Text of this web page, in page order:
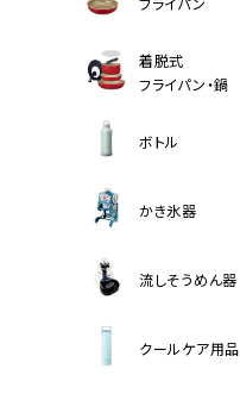
着脱式
フライパン・鍋
ボトル
かき氷器
流しそうめん器
クールケア用品